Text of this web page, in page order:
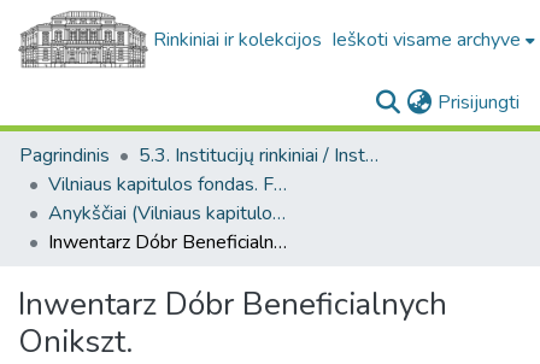
Rinkiniai ir kolekcijos Ieškoti visame archyve
Prisijungti
Pagrindinis
5.3. Institucijų rinkiniai / Institutional collections
Vilniaus kapitulos fondas. F43
Anykščiai (Vilniaus kapitulos fondas. F43. Bažnytinės valdos)
Inwentarz Dóbr Beneficialnych Onikszt.
Inwentarz Dóbr Beneficialnych
Onikszt.